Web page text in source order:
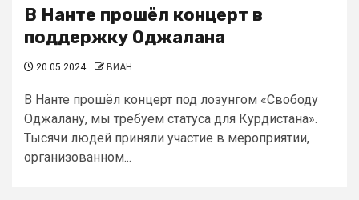
В Нанте прошёл концерт в
поддержку Оджалана
20.05.2024 ВИАН
В Нанте прошёл концерт под лозунгом «Свободу
Оджалану, мы требуем статуса для Курдистана».
Тысячи людей приняли участие в мероприятии,
организованном...